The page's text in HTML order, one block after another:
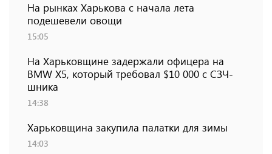
На рынках Харькова с начала лета
подешевели овощи
15:05
На Харьковщине задержали офицера на
BMW Х5, который требовал $10 000 с СЗЧ-
шника
14:38
Харьковщина закупила палатки для зимы
14:03